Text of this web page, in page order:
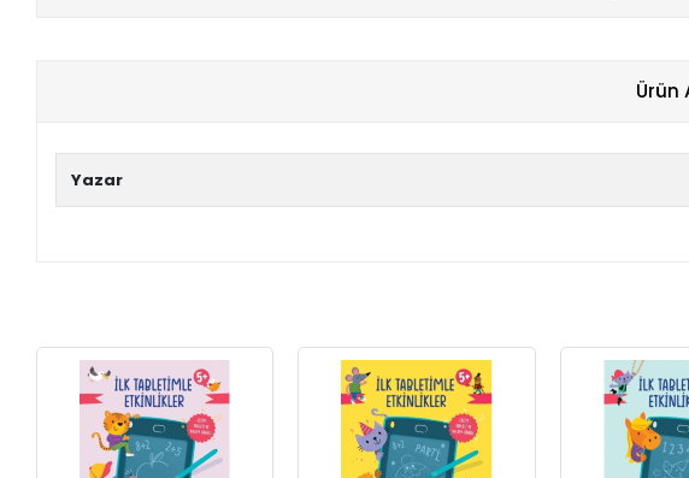
GYS HAZIRLIK KİTAPLARI
SPK HAZIRLIK KİTAPLARI
Ürün
Yazar